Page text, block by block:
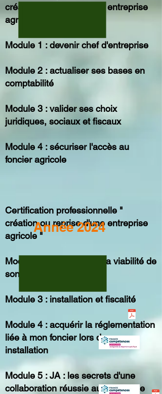
création ou reprise d'une entreprise
agricole "
Module 1 : devenir chef d'entreprise
Module 2 : actualiser ses bases en
comptabilité
Module 3 : valider ses choix
juridiques, sociaux et fiscaux
Module 4 : sécuriser l'accès au
foncier agricole
Certification professionnelle "
création ou reprise d'une entreprise
agricole "
Module 2 : appréhender la viabilité de
son projet d'installation
Module 3 : installation et fiscalité
Module 4 : acquérir la réglementation
liée à mon foncier lors de mon
installation
Module 5 : JA : les secrets d'une
collaboration réussie au sein d'une
Année 2024